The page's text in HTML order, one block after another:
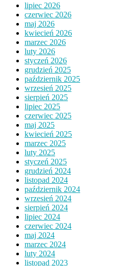
lipiec 2026
czerwiec 2026
maj 2026
kwiecień 2026
marzec 2026
luty 2026
styczeń 2026
grudzień 2025
październik 2025
wrzesień 2025
sierpień 2025
lipiec 2025
czerwiec 2025
maj 2025
kwiecień 2025
marzec 2025
luty 2025
styczeń 2025
grudzień 2024
listopad 2024
październik 2024
wrzesień 2024
sierpień 2024
lipiec 2024
czerwiec 2024
maj 2024
marzec 2024
luty 2024
listopad 2023